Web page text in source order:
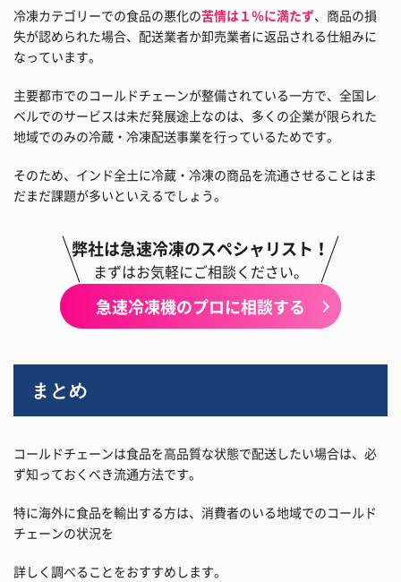
冷凍カテゴリーでの食品の悪化の苦情は１％に満たず、商品の損
失が認められた場合、配送業者か卸売業者に返品される仕組みに
なっています。
主要都市でのコールドチェーンが整備されている一方で、全国レ
ベルでのサービスは未だ発展途上なのは、多くの企業が限られた
地域でのみの冷蔵・冷凍配送事業を行っているためです。
そのため、インド全土に冷蔵・冷凍の商品を流通させることはま
だまだ課題が多いといえるでしょう。
弊社は急速冷凍のスペシャリスト！
まずはお気軽にご相談ください。
急速冷凍機のプロに相談する
まとめ
コールドチェーンは食品を高品質な状態で配送したい場合は、必
ず知っておくべき流通方法です。
特に海外に食品を輸出する方は、消費者のいる地域でのコールド
チェーンの状況を
詳しく調べることをおすすめします。